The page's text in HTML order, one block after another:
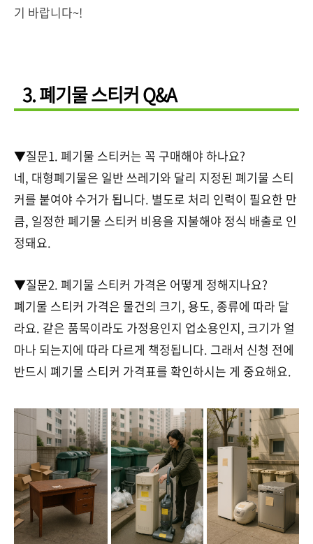
기 바랍니다~!
3. 폐기물 스티커 Q&A
▼질문1. 폐기물 스티커는 꼭 구매해야 하나요?
네, 대형폐기물은 일반 쓰레기와 달리 지정된 폐기물 스티
커를 붙여야 수거가 됩니다. 별도로 처리 인력이 필요한 만
큼, 일정한 폐기물 스티커 비용을 지불해야 정식 배출로 인
정돼요.
▼질문2. 폐기물 스티커 가격은 어떻게 정해지나요?
폐기물 스티커 가격은 물건의 크기, 용도, 종류에 따라 달
라요. 같은 품목이라도 가정용인지 업소용인지, 크기가 얼
마나 되는지에 따라 다르게 책정됩니다. 그래서 신청 전에
반드시 폐기물 스티커 가격표를 확인하시는 게 중요해요.